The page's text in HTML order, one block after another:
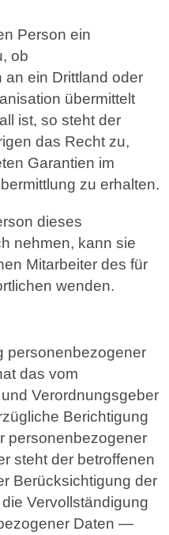
Person ein
ob
ein Drittland oder
übermittelt
ist, so steht der
das Recht zu,
Garantien im
zu erhalten.
dieses
nehmen, kann sie
Mitarbeiter des für
wenden.
personenbezogener
das vom
Verordnungsgeber
Berichtigung
personenbezogener
steht der betroffenen
Berücksichtigung der
Vervollständigung
Daten —